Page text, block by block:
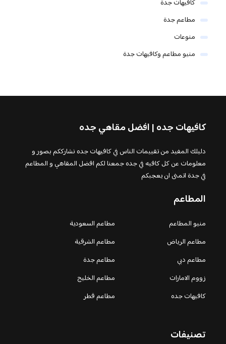
كافيهات جدة
مطاعم جدة
منوعات
منيو مطاعم وكافيهات جدة
كافيهات جده | افضل مقاهي جده
دليلك المفيد من تقييمات الناس في كافيهات جده نشارككم بصور و
معلومات عن كل كافيه في جده جمعنا لكم افضل المقاهي و المطاعم
في جدة اتمنى ان يعجبكم
المطاعم
منيو المطاعم
مطاعم السعودية
مطاعم الرياض
مطاعم الشرقية
مطاعم دبي
مطاعم جدة
زووم الامارات
مطاعم الخليج
كافيهات جده
مطاعم قطر
تصنيفات